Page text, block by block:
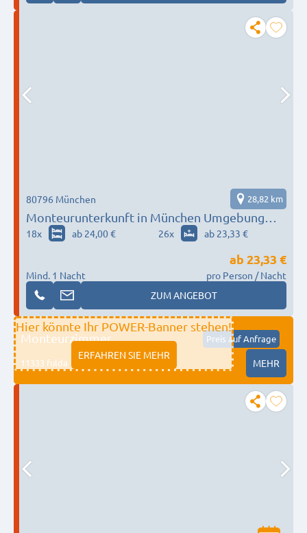
Monteurunterkunft in München Umgebung
nach Wunsch / Bedürfnis
80796 München 28,82 km
18x ab 24,00 € 26x ab 23,33 €
Mind. 1 Nacht
ab 23,33 €
pro Person / Nacht
ZUM ANGEBOT
Hier könnte Ihr POWER-Banner stehen!
ERFAHREN SIE MEHR
Monteurzimmer Preis auf Anfrage
11333 fulda MEHR